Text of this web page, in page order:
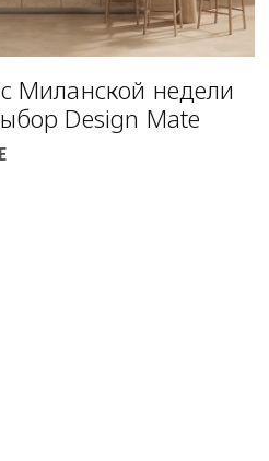
Миланской недели
Design Mate